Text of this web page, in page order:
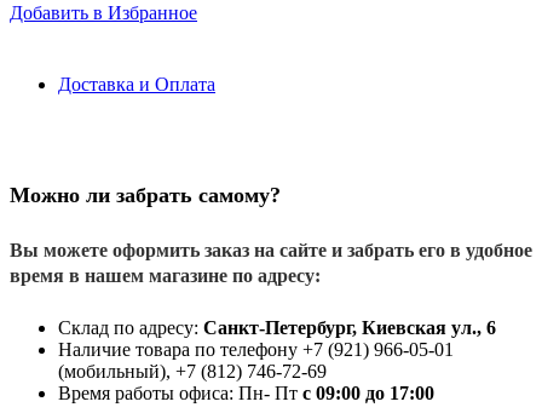
Добавить в Избранное
Доставка и Оплата
Можно ли забрать самому?
Вы можете оформить заказ на сайте и забрать его в удобное
время в нашем магазине по адресу:
Склад по адресу: Санкт-Петербург, Киевская ул., 6
Наличие товара по телефону +7 (921) 966-05-01
(мобильный), +7 (812) 746-72-69
Время работы офиса: Пн- Пт с 09:00 до 17:00